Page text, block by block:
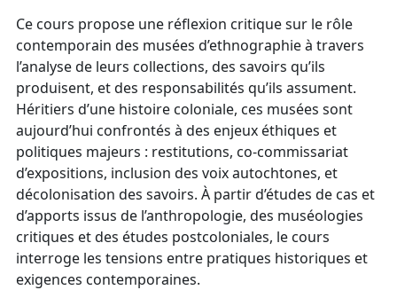
Ce cours propose une réflexion critique sur le rôle
contemporain des musées d’ethnographie à travers
l’analyse de leurs collections, des savoirs qu’ils
produisent, et des responsabilités qu’ils assument.
Héritiers d’une histoire coloniale, ces musées sont
aujourd’hui confrontés à des enjeux éthiques et
politiques majeurs : restitutions, co-commissariat
d’expositions, inclusion des voix autochtones, et
décolonisation des savoirs. À partir d’études de cas et
d’apports issus de l’anthropologie, des muséologies
critiques et des études postcoloniales, le cours
interroge les tensions entre pratiques historiques et
exigences contemporaines.